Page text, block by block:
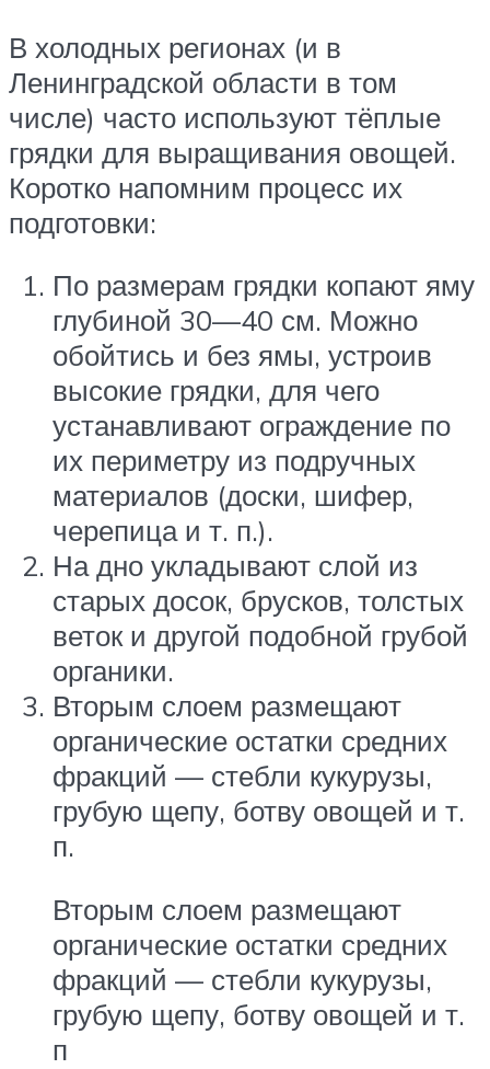
В холодных регионах (и в
Ленинградской области в том
числе) часто используют тёплые
грядки для выращивания овощей.
Коротко напомним процесс их
подготовки:
По размерам грядки копают яму
глубиной 30—40 см. Можно
обойтись и без ямы, устроив
высокие грядки, для чего
устанавливают ограждение по
их периметру из подручных
материалов (доски, шифер,
черепица и т. п.).
На дно укладывают слой из
старых досок, брусков, толстых
веток и другой подобной грубой
органики.
Вторым слоем размещают
органические остатки средних
фракций — стебли кукурузы,
грубую щепу, ботву овощей и т.
п.
Вторым слоем размещают
органические остатки средних
фракций — стебли кукурузы,
грубую щепу, ботву овощей и т.
п